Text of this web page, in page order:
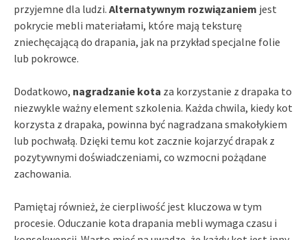
przyjemne dla ludzi. Alternatywnym rozwiązaniem jest
pokrycie mebli materiałami, które mają teksturę
zniechęcającą do drapania, jak na przykład specjalne folie
lub pokrowce.
Dodatkowo, nagradzanie kota za korzystanie z drapaka to
niezwykle ważny element szkolenia. Każda chwila, kiedy kot
korzysta z drapaka, powinna być nagradzana smakołykiem
lub pochwałą. Dzięki temu kot zacznie kojarzyć drapak z
pozytywnymi doświadczeniami, co wzmocni pożądane
zachowania.
Pamiętaj również, że cierpliwość jest kluczowa w tym
procesie. Oduczanie kota drapania mebli wymaga czasu i